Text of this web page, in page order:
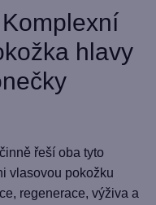
hlavy
řeší oba tyto
vlasovou pokožku
regenerace, výživa a